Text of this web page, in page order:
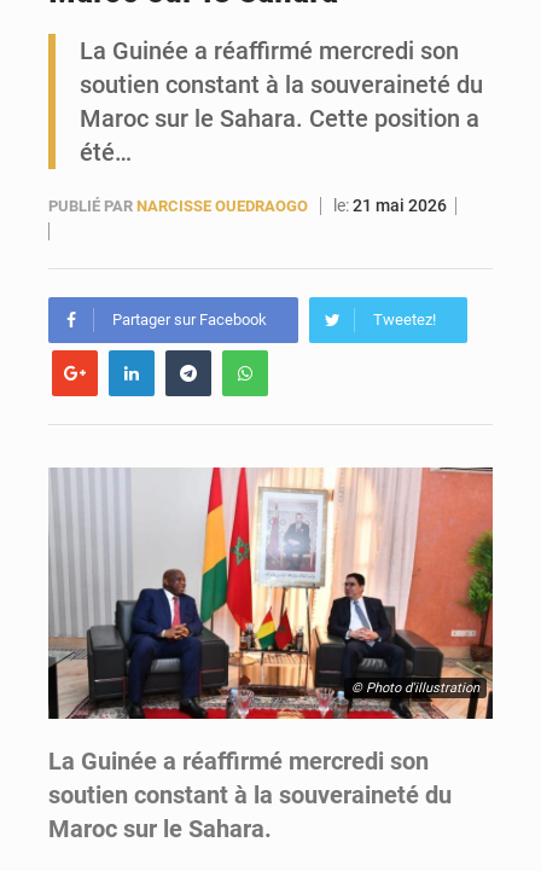
Forces Vives en Guinée : la coalition critique la gestion de Mamadi Doumbouya
La Guinée a réaffirmé mercredi son
soutien constant à la souveraineté du
Maroc sur le Sahara. Cette position a
été…
PUBLIÉ PAR NARCISSE OUEDRAOGO le:21 mai 2026
Partager sur Facebook Tweetez!
© Photo d'illustration
La Guinée a réaffirmé mercredi son
soutien constant à la souveraineté du
Maroc sur le Sahara.